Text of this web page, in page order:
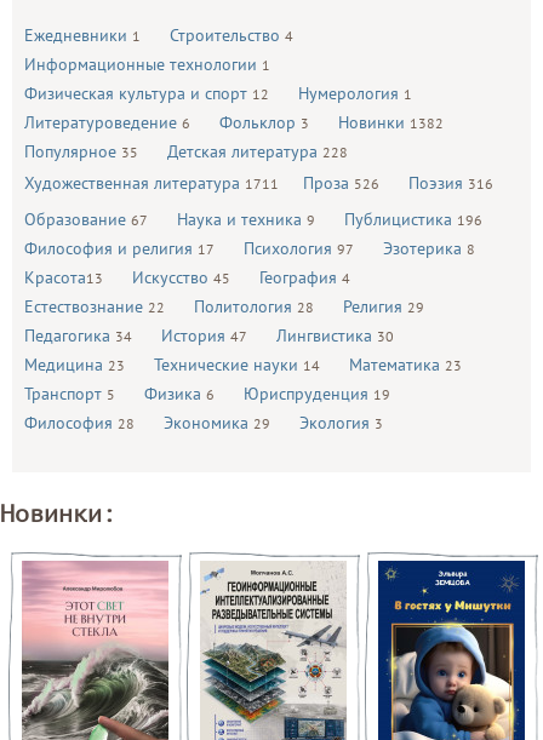
Ежедневники 1 Строительство 4
Информационные технологии 1
Физическая культура и спорт 12 Нумерология 1
Литературоведение 6 Фольклор 3 Новинки 1382
Популярное 35 Детская литература 228
Художественная литература 1711 Проза 526 Поэзия 316
Образование 67 Наука и техника 9 Публицистика 196
Философия и религия 17 Психология 97 Эзотерика 8
Красота13 Искусство 45 География 4
Естествознание 22 Политология 28 Религия 29
Педагогика 34 История 47 Лингвистика 30
Медицина 23 Технические науки 14 Математика 23
Транспорт 5 Физика 6 Юриспруденция 19
Философия 28 Экономика 29 Экология 3
Новинки: